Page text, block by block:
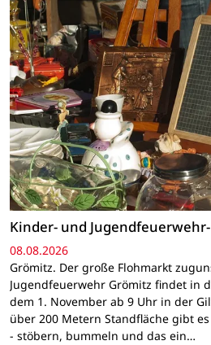
Kinder- und
08.08.2026
Grömitz. Der große Flohmarkt
Jugendfeuerwehr Grömitz findet in
dem 1. November ab 9 Uhr in der
über 200 Metern Standfläche gibt
- stöbern, bummeln und das ein…